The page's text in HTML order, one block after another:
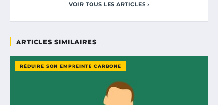
VOIR TOUS LES ARTICLES ›
ARTICLES SIMILAIRES
RÉDUIRE SON EMPREINTE CARBONE